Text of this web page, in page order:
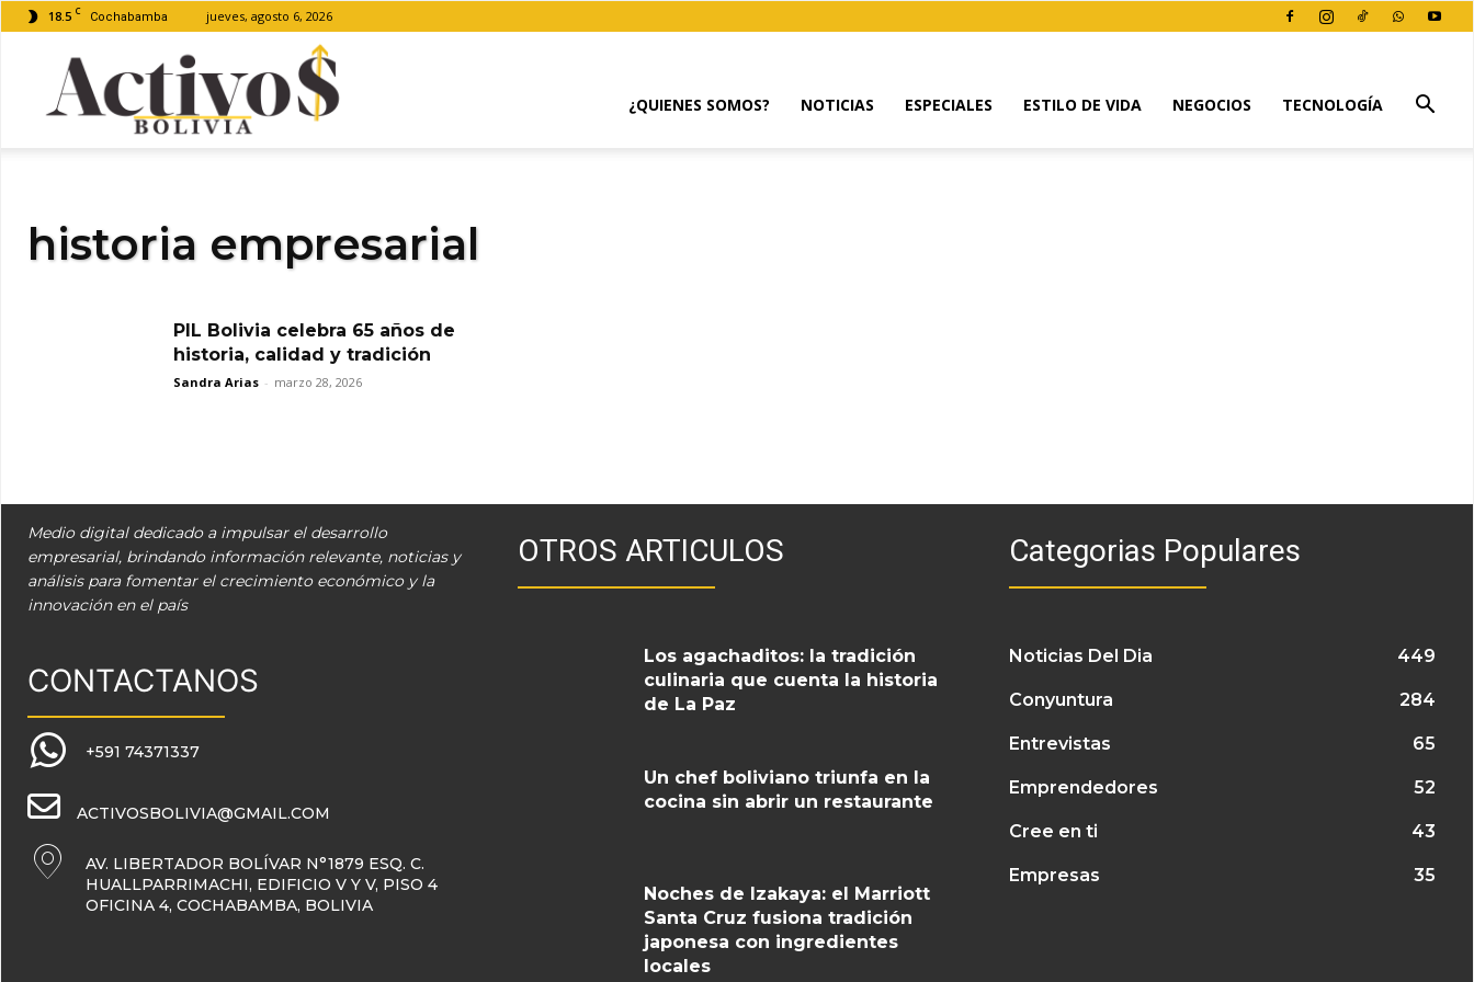
18.5 C Cochabamba jueves, agosto 6, 2026
¿QUIENES SOMOS? NOTICIAS ESPECIALES ESTILO DE VIDA NEGOCIOS TECNOLOGÍA
historia empresarial
PIL Bolivia celebra 65 años de
historia, calidad y tradición
Sandra Arias - marzo 28, 2026
Medio digital dedicado a impulsar el desarrollo
empresarial, brindando información relevante, noticias y
análisis para fomentar el crecimiento económico y la
innovación en el país
CONTACTANOS
+591 74371337
ACTIVOSBOLIVIA@GMAIL.COM
AV. LIBERTADOR BOLÍVAR N°1879 ESQ. C.
HUALLPARRIMACHI, EDIFICIO V Y V, PISO 4
OFICINA 4, COCHABAMBA, BOLIVIA
OTROS ARTICULOS
Los agachaditos: la tradición
culinaria que cuenta la historia
de La Paz
Un chef boliviano triunfa en la
cocina sin abrir un restaurante
Noches de Izakaya: el Marriott
Santa Cruz fusiona tradición
japonesa con ingredientes
locales
Categorias Populares
Noticias Del Dia 449
Conyuntura 284
Entrevistas 65
Emprendedores 52
Cree en ti 43
Empresas 35